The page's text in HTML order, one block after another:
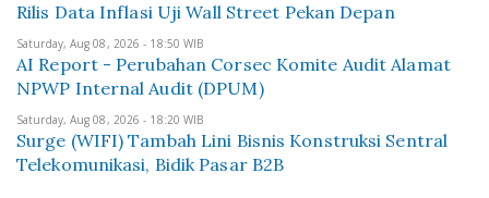
Rilis Data Inflasi Uji Wall Street Pekan Depan
Saturday, Aug 08, 2026 - 18:50 WIB
AI Report - Perubahan Corsec Komite Audit Alamat
NPWP Internal Audit (DPUM)
Saturday, Aug 08, 2026 - 18:20 WIB
Surge (WIFI) Tambah Lini Bisnis Konstruksi Sentral
Telekomunikasi, Bidik Pasar B2B